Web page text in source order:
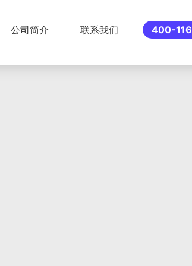
公司简介 联系我们 400-